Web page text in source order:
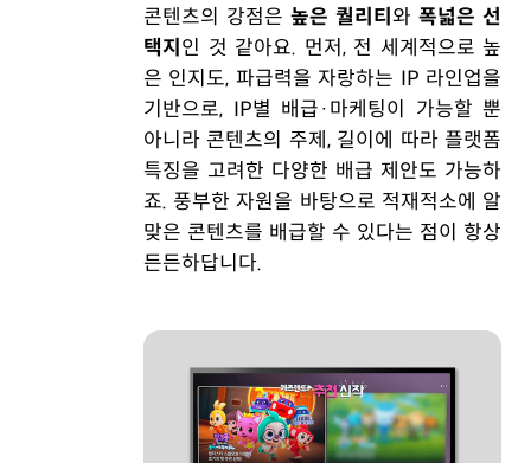
콘텐츠의 강점은 높은 퀄리티 와 폭넓은 선
택지 인 것 같아요. 먼저, 전 세계적으로 높
은 인지도, 파급력을 자랑하는 IP 라인업을
기반으로, IP별 배급·마케팅이 가능할 뿐
아니라 콘텐츠의 주제, 길이에 따라 플랫폼
특징을 고려한 다양한 배급 제안도 가능하
죠. 풍부한 자원을 바탕으로 적재적소에 알
맞은 콘텐츠를 배급할 수 있다는 점이 항상
든든하답니다.